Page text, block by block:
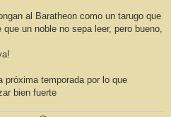
al Baratheon como un tarugo que
un noble no sepa leer, pero bueno,
próxima temporada por lo que
bien fuerte